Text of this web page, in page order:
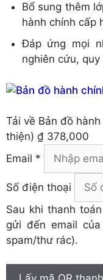
Bổ sung thêm
hành chính cấp
Đáp ứng mọi
nghiên cứu,
Tải về Bản đồ
thiện) ₫ 378,000
Email *
Số điện thoại
Sau khi thanh
gửi đến email
spam/thư rác).